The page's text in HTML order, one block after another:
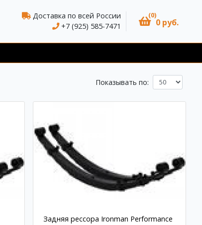
Доставка по всей России
+7 (925) 585-7471
(0)
0 руб.
Показывать по:
Задняя рессора Ironman Performance